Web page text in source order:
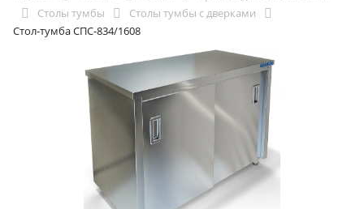
Столы тумбы
Столы тумбы с дверками
Стол-тумба СПС-834/1608